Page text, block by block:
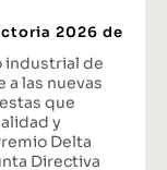
2026 de
industrial de
a las nuevas
que
y
Delta
Directiva